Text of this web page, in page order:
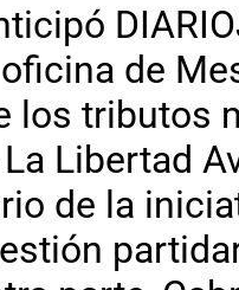
de
los tributos
Libertad
de la